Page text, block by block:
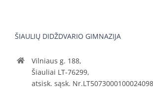
ŠIAULIŲ DIDŽDVARIO GIMNAZIJA
Vilniaus g. 188,
Šiauliai LT-76299,
atsisk. sąsk.